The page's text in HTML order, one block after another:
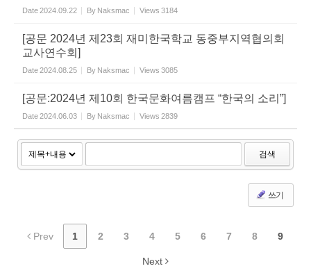
Date2024.09.22 By Naksmac Views 3184
[공문 2024년 제23회 재미한국학교 동중부지역협의회
교사연수회]
Date2024.08.25 By Naksmac Views 3085
[공문:2024년 제10회 한국문화여름캠프 “한국의 소리”]
Date2024.06.03 By Naksmac Views 2839
검색
쓰기
Prev 1 2 3 4 5 6 7 8 9
Next